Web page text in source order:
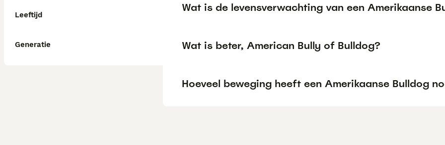
Leeftijd
Generatie
Wat is de levensverwachting van een Amerikaanse
Wat is beter, American Bully of Bulldog?
Hoeveel beweging heeft een Amerikaanse Bulldog